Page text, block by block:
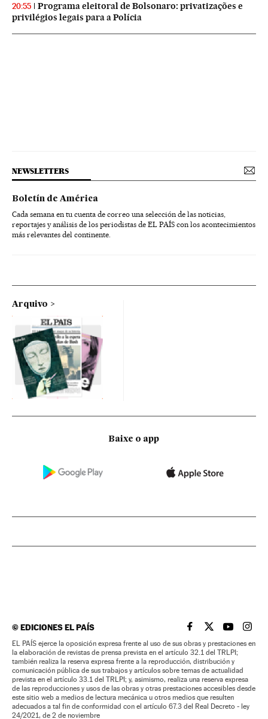
20:55
Programa eleitoral de Bolsonaro: privatizações e
privilégios legais para a Polícia
NEWSLETTERS
Boletín de América
Cada semana en tu cuenta de correo una selección de las noticias,
reportajes y análisis de los periodistas de EL PAÍS con los acontecimientos
más relevantes del continente.
Arquivo
Baixe o app
©EDICIONES EL PAÍS EL PAÍS BRASIL EN
EL PAÍSEL PAÍS
EL
EL PAÍS ejerce la oposición expresa frente al uso de sus obras y prestaciones en
la elaboración de revistas de prensa prevista en el artículo 32.1 del TRLPI;
también realiza la reserva expresa frente a la reproducción, distribución y
comunicación pública de sus trabajos y artículos sobre temas de actualidad
prevista en el artículo 33.1 del TRLPI; y, asimismo, realiza una reserva expresa
de las reproducciones y usos de las obras y otras prestaciones accesibles desde
este sitio web a medios de lectura mecánica u otros medios que resulten
adecuados a tal fin de conformidad con el artículo 67.3 del Real Decreto - ley
24/2021, de 2 de noviembre